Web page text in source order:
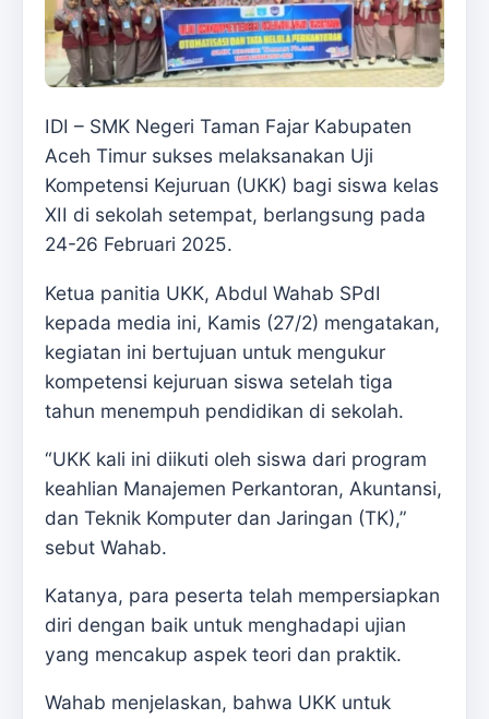
IDI – SMK Negeri Taman Fajar Kabupaten
Aceh Timur sukses melaksanakan Uji
Kompetensi Kejuruan (UKK) bagi siswa kelas
XII di sekolah setempat, berlangsung pada
24-26 Februari 2025.
Ketua panitia UKK, Abdul Wahab SPdI
kepada media ini, Kamis (27/2) mengatakan,
kegiatan ini bertujuan untuk mengukur
kompetensi kejuruan siswa setelah tiga
tahun menempuh pendidikan di sekolah.
“UKK kali ini diikuti oleh siswa dari program
keahlian Manajemen Perkantoran, Akuntansi,
dan Teknik Komputer dan Jaringan (TK),”
sebut Wahab.
Katanya, para peserta telah mempersiapkan
diri dengan baik untuk menghadapi ujian
yang mencakup aspek teori dan praktik.
Wahab menjelaskan, bahwa UKK untuk